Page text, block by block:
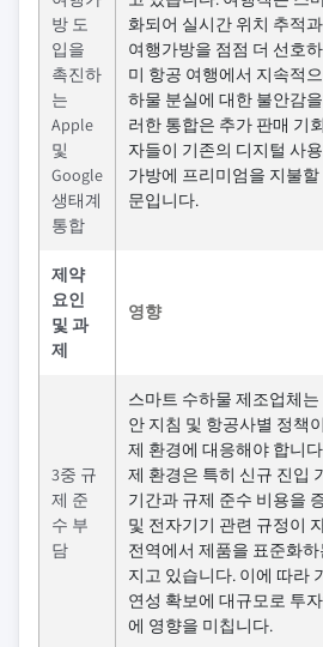
방 도
입을
촉진하
는
Apple
및
Google
생태계
통합
화되어 실시간 위치 추적
여행가방을 점점 더 선호
미 항공 여행에서 지속적
하물 분실에 대한 불안감
러한 통합은 추가 판매 기
자들이 기존의 디지털 사
가방에 프리미엄을 지불
문입니다.
제약
요인
및 과
제
영향
3중 규
제 준
수 부
담
스마트 수하물 제조업체는
안 지침 및 항공사별 정책
제 환경에 대응해야 합니
제 환경은 특히 신규 진입
기간과 규제 준수 비용을
및 전자기기 관련 규정이
전역에서 제품을 표준화
지고 있습니다. 이에 따라
연성 확보에 대규모로 투
에 영향을 미칩니다.